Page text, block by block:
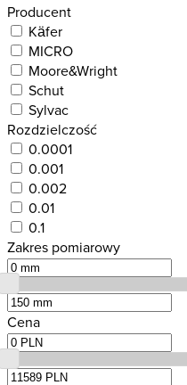
Producent
Käfer
MICRO
Moore&Wright
Schut
Sylvac
Rozdzielczość
0.0001
0.001
0.002
0.01
0.1
Zakres pomiarowy
Cena